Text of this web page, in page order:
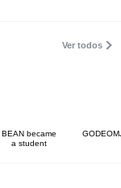
Ver todos
BEAN became
a student